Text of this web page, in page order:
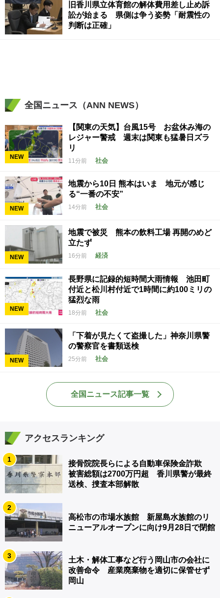
旧香川県立体育館の解体費用差し止め訴
訟が始まる 県側は争う姿勢「耐震性の
判断は正確」
全国ニュース（ANN NEWS）
NEW
【関東の天気】台風15号 お盆休み海の
レジャー警戒 週末は関東も猛暑日ズラ
リ
11分前 社会
NEW
地震から10日 熊本はいま 地元が感じ
る“一番の不安”
14分前 社会
NEW
地震で被災 熊本の飲料工場 再開のめど
立たず
16分前 経済
NEW
長野県に記録的短時間大雨情報 池田町
付近と松川村付近で1時間に約100ミリの
猛烈な雨
18分前 社会
NEW
「下着が見たくて盗撮した」神奈川県警
の警察官を書類送検
25分前 社会
全国ニュース記事一覧
アクセスランキング
1
接骨院院長らによる自動車保険金詐欺
被害総額は2700万円超 香川県警が最終
送検、捜査本部解散
2
高松市の市場水族館 新屋島水族館のリ
ニューアルオープンに向け9月28日で閉館
3
土木・解体工事など行う岡山市の会社に
改善命令 産業廃棄物を適切に保管せず
岡山